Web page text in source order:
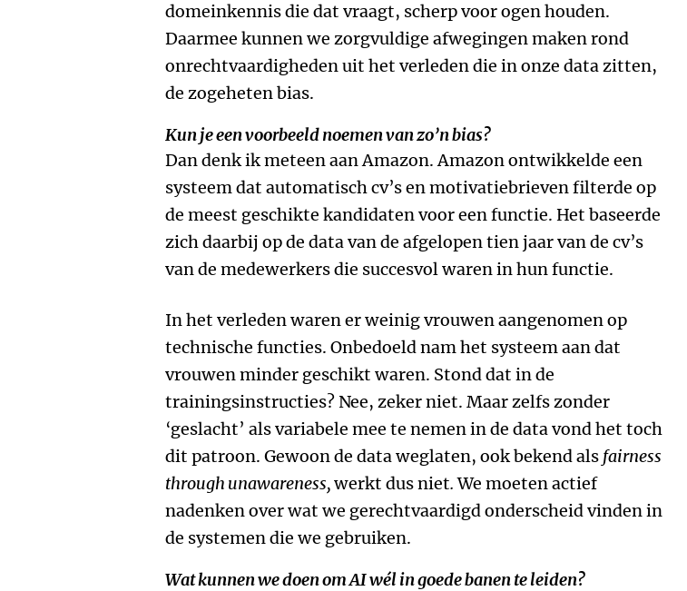
domeinkennis die dat vraagt, scherp voor ogen houden.
Daarmee kunnen we zorgvuldige afwegingen maken rond
onrechtvaardigheden uit het verleden die in onze data zitten,
de zogeheten bias.
Kun je een voorbeeld noemen van zo’n bias?
Dan denk ik meteen aan Amazon. Amazon ontwikkelde een
systeem dat automatisch cv’s en motivatiebrieven filterde op
de meest geschikte kandidaten voor een functie. Het baseerde
zich daarbij op de data van de afgelopen tien jaar van de cv’s
van de medewerkers die succesvol waren in hun functie.
In het verleden waren er weinig vrouwen aangenomen op
technische functies. Onbedoeld nam het systeem aan dat
vrouwen minder geschikt waren. Stond dat in de
trainingsinstructies? Nee, zeker niet. Maar zelfs zonder
‘geslacht’ als variabele mee te nemen in de data vond het toch
dit patroon. Gewoon de data weglaten, ook bekend als fairness
through unawareness,werkt dus niet.We moeten actief
nadenken over wat we gerechtvaardigd onderscheid vinden in
de systemen die we gebruiken.
Wat kunnen we doen om AI wél in goede banen te leiden?